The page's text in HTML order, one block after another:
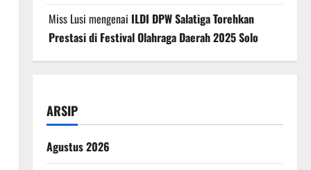
Miss Lusi mengenai ILDI DPW Salatiga Torehkan
Prestasi di Festival Olahraga Daerah 2025 Solo
ARSIP
Agustus 2026